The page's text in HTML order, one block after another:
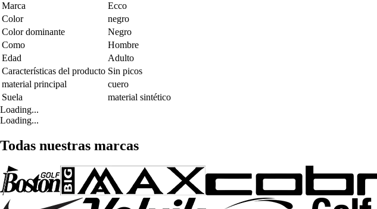
Marca
Ecco
Color
negro
Color dominante
Negro
Como
Hombre
Edad
Adulto
Características del producto Sin picos
material principal
cuero
Suela
material sintético
Loading...
Loading...
Todas nuestras marcas